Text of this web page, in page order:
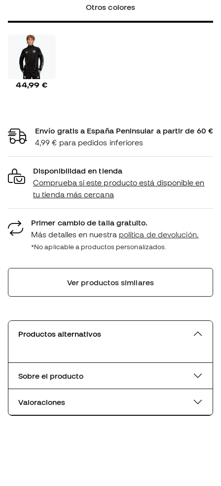
Otros colores
44,99 €
Envío gratis a España Peninsular a partir de 60 €
4,99 € para pedidos inferiores
Disponibilidad en tienda
Comprueba si este producto está disponible en
tu tienda más cercana
Primer cambio de talla gratuito.
Más detalles en nuestra política de devolución.
*No aplicable a productos personalizados.
Ver productos similares
Productos alternativos
Sobre el producto
Valoraciones